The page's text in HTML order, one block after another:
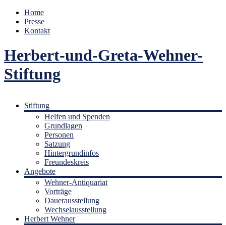
Home
Presse
Kontakt
Herbert-und-Greta-Wehner-
Stiftung
Stiftung
Helfen und Spenden
Grundlagen
Personen
Satzung
Hintergrundinfos
Freundeskreis
Angebote
Wehner-Antiquariat
Vorträge
Dauerausstellung
Wechselausstellung
Herbert Wehner